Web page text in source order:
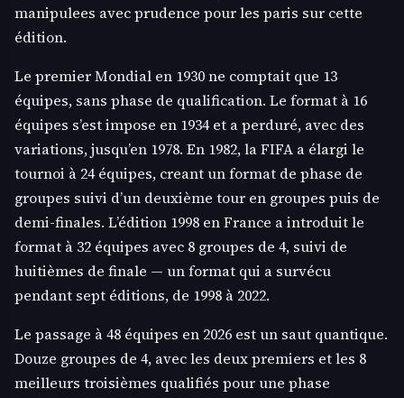
manipulees avec prudence pour les paris sur cette
édition.
Le premier Mondial en 1930 ne comptait que 13
équipes, sans phase de qualification. Le format à 16
équipes s’est impose en 1934 et a perduré, avec des
variations, jusqu’en 1978. En 1982, la FIFA a élargi le
tournoi à 24 équipes, creant un format de phase de
groupes suivi d’un deuxième tour en groupes puis de
demi-finales. L’édition 1998 en France a introduit le
format à 32 équipes avec 8 groupes de 4, suivi de
huitièmes de finale — un format qui a survécu
pendant sept éditions, de 1998 à 2022.
Le passage à 48 équipes en 2026 est un saut quantique.
Douze groupes de 4, avec les deux premiers et les 8
meilleurs troisièmes qualifiés pour une phase